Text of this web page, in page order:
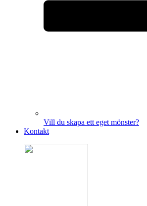
Vill du skapa ett eget mönster?
Kontakt